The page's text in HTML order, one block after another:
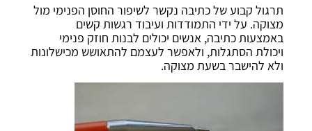
תרגול קבוע של כתיבה נקשר לשיפור החוסן הפנימי מול
מצוקה. על ידי התמודדות ועיבוד רגשות קשים
באמצעות כתיבה, אנשים יכולים לבנות חוזק פנימי
ויכולת הסתגלות, ולאפשר לעצמם להתאושש מכישלונות
ולא להישבר בשעת מצוקה.